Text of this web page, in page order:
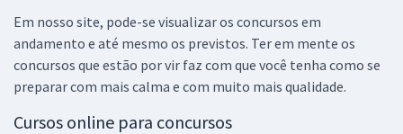
Em nosso site, pode-se visualizar os concursos em
andamento e até mesmo os previstos. Ter em mente os
concursos que estão por vir faz com que você tenha como se
preparar com mais calma e com muito mais qualidade.
Cursos online para concursos